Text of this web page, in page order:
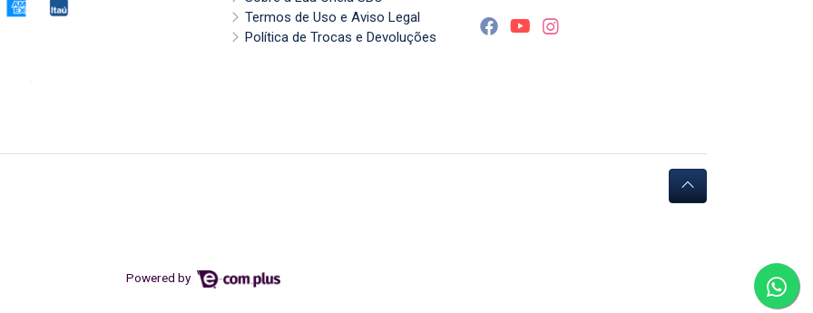
Termos de Uso e Aviso Legal
Política de Trocas e Devoluções
Powered by